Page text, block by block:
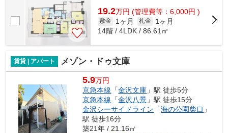
19.2万円 (管理費等：6,000円 )
敷金 1ヶ月 礼金
1ヶ月
14階 / 4LDK / 86.61㎡
賃貸 | アパート メゾン・ドゥ文庫
5.9万円
京急本線 「金沢文庫 」駅 徒歩5分
京急本線 「金沢八景 」駅 徒歩15分
金沢シーサイドライン 「海の公園柴口 」
駅 徒歩16分
築21年 / 21.16㎡